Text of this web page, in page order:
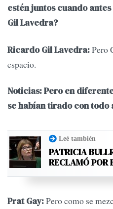
estén juntos cuando
Gil Lavedra?
Ricardo Gil Lavedra:Pero
espacio.
Noticias: Pero en
se habían tirado con todo
Leé también
PATRICIA
RECLAMÓ POR
Prat Gay:Pero como se